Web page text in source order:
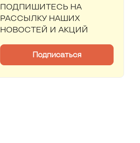
ПОДПИШИТЕСЬ НА
РАССЫЛКУ НАШИХ
НОВОСТЕЙ И АКЦИЙ
Подписаться